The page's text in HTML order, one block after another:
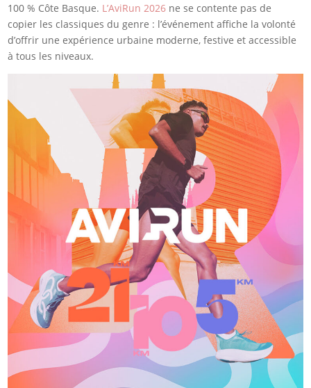
100 % Côte Basque. L’AviRun 2026 ne se contente pas de
copier les classiques du genre : l’événement affiche la volonté
d’offrir une expérience urbaine moderne, festive et accessible
à tous les niveaux.